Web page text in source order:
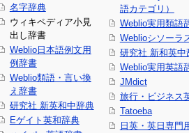
名字辞典
ウィキペディア小見
出し辞書
Weblio日本語例文用
例辞書
Weblio類語・言い換
え辞書
研究社 新英和中辞典
Eゲイト英和辞典
語カテゴリ）
Weblio実用類語
Weblioシソーラ
研究社 新和英中
Weblio実用英語
JMdict
旅行・ビジネス
Tatoeba
日英・英日専門